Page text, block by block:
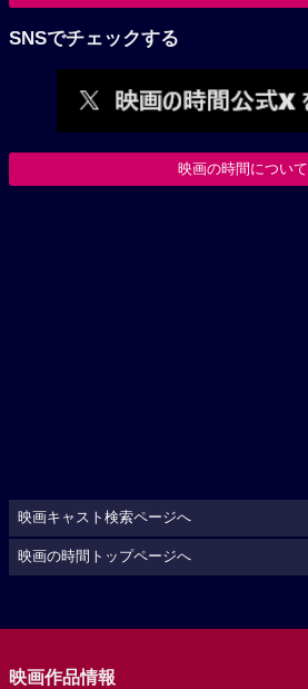
SNSでチェックする
映画の時間について
映画キャスト検索ページへ
映画の時間トップページへ
映画作品情報